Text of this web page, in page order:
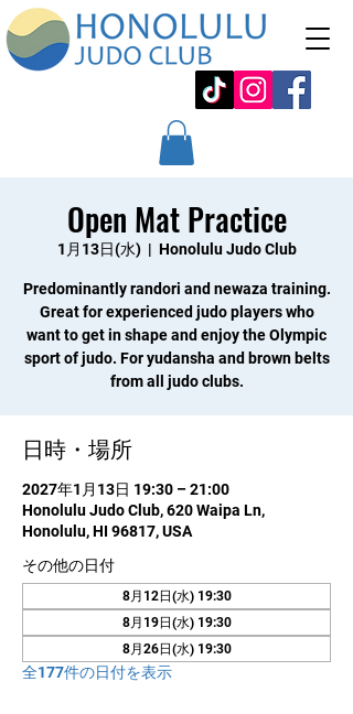
Open Mat Practice
1月13日(水)
  |
Honolulu Judo Club
Predominantly randori and newaza training.
Great for experienced judo players who
want to get in shape and enjoy the Olympic
sport of judo. For yudansha and brown belts
from all judo clubs.
日時・場所
2027年1月13日 19:30 – 21:00
Honolulu Judo Club, 620 Waipa Ln,
Honolulu, HI 96817, USA
その他の日付
8月12日(水) 19:30
8月19日(水) 19:30
8月26日(水) 19:30
全177件の日付を表示